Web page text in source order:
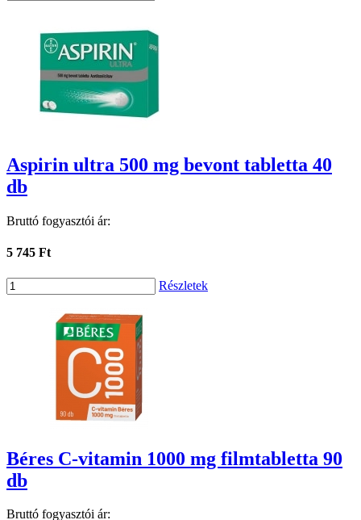
Aspirin ultra 500 mg bevont tabletta 40
db
Bruttó fogyasztói ár:
5 745 Ft
Részletek
Béres C-vitamin 1000 mg filmtabletta 90
db
Bruttó fogyasztói ár: